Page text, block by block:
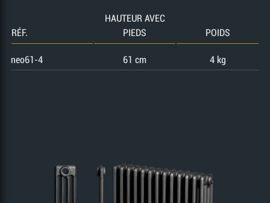
RÉF.
HAUTEUR AVEC
PIEDS
POIDS
neo61-4 61 cm 4 kg